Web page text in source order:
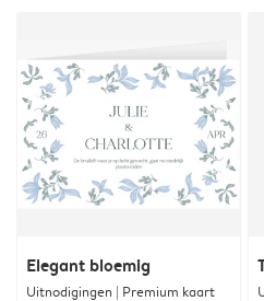
Elegant bloemig
Uitnodigingen | Premium kaart